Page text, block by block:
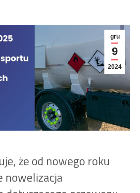
gru
9
2024
że od nowego roku
nowelizacja